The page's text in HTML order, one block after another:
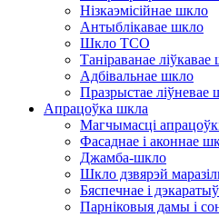
Нізкаэмісійнае шкло
Антыблікавае шкло
Шкло TCO
Таніраванае ліўкавае
Адбівальнае шкло
Празрыстае ліўневае
Апрацоўка шкла
Магчымасці
Фасаднае і аконнае
Джамба-шкло
Шкло дзвярэй
Бяспечнае і
Парніковыя дамы і